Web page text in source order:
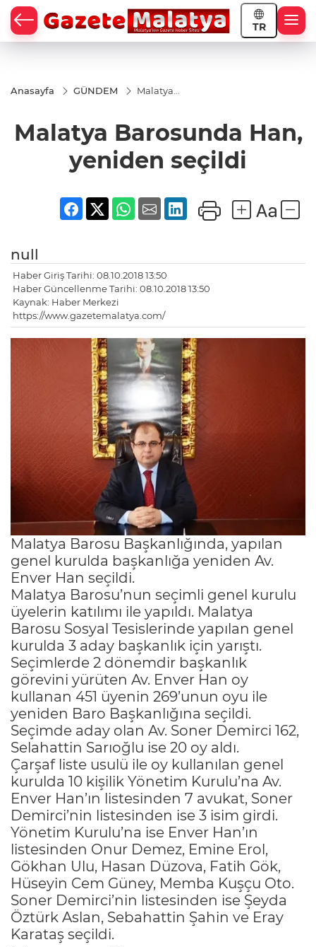
TR
Anasayfa GÜNDEM
Malatya
seçildi
Malatya Barosunda Han,
yeniden seçildi
null
Haber Giriş Tarihi: 08.10.2018 13:50
Haber Güncellenme Tarihi: 08.10.2018 13:50
Kaynak: Haber Merkezi
https://www.gazetemalatya.com/
Malatya Barosu Başkanlığında, yapılan
genel kurulda başkanlığa yeniden Av.
Enver Han seçildi.
Malatya Barosu’nun seçimli genel kurulu
üyelerin katılımı ile yapıldı. Malatya
Barosu Sosyal Tesislerinde yapılan genel
kurulda 3 aday başkanlık için yarıştı.
Seçimlerde 2 dönemdir başkanlık
görevini yürüten Av. Enver Han oy
kullanan 451 üyenin 269’unun oyu ile
yeniden Baro Başkanlığına seçildi.
Seçimde aday olan Av. Soner Demirci 162,
Selahattin Sarıoğlu ise 20 oy aldı.
Çarşaf liste usulü ile oy kullanılan genel
kurulda 10 kişilik Yönetim Kurulu’na Av.
Enver Han’ın listesinden 7 avukat, Soner
Demirci’nin listesinden ise 3 isim girdi.
Yönetim Kurulu’na ise Enver Han’ın
listesinden Onur Demez, Emine Erol,
Gökhan Ulu, Hasan Düzova, Fatih Gök,
Hüseyin Cem Güney, Memba Kuşçu Oto.
Soner Demirci’nin listesinden ise Şeyda
Öztürk Aslan, Sebahattin Şahin ve Eray
Karataş seçildi.